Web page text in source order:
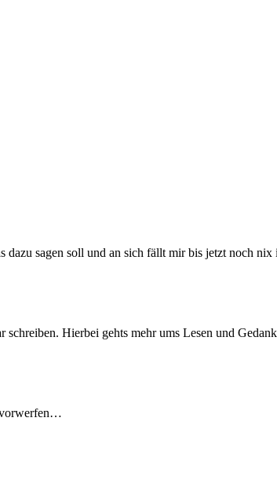
sagen soll und an sich fällt mir bis jetzt noch
Hierbei gehts mehr ums Lesen und
vorwerfen…